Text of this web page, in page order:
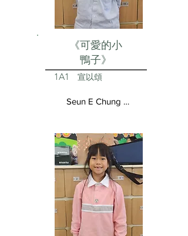
《可愛的小
鴨子》
1A1 宣以頌
Seun E Chung Aston